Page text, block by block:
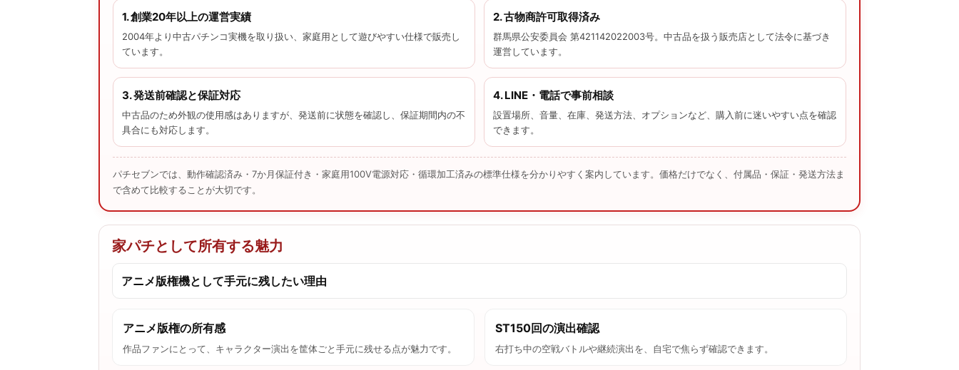
1. 創業20年以上の運営実績
2004年より中古パチンコ実機を取り扱い、家庭用として遊びやすい仕様で販売し
ています。
2. 古物商許可取得済み
群馬県公安委員会 第421142022003号。中古品を扱う販売店として法令に基づき
運営しています。
3. 発送前確認と保証対応
中古品のため外観の使用感はありますが、発送前に状態を確認し、保証期間内の不
具合にも対応します。
4. LINE・電話で事前相談
設置場所、音量、在庫、発送方法、オプションなど、購入前に迷いやすい点を確認
できます。
パチセブンでは、動作確認済み・7か月保証付き・家庭用100V電源対応・循環加工済みの標準仕様を分かりやすく案内しています。価格だけでなく、付属品・保証・発送方法ま
で含めて比較することが大切です。
家パチとして所有する魅力
アニメ版権機として手元に残したい理由
アニメ版権の所有感
作品ファンにとって、キャラクター演出を筐体ごと手元に残せる点が魅力です。
ST150回の演出確認
右打ち中の空戦バトルや継続演出を、自宅で焦らず確認できます。